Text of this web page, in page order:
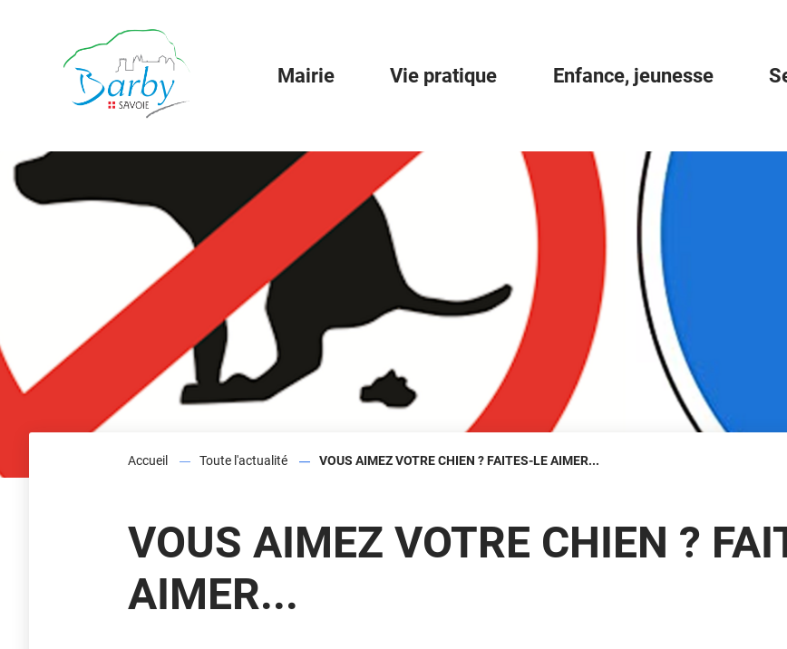
Mairie Vie pratique Enfance, jeunesse
Accueil Toute l'actualité VOUS AIMEZ VOTRE CHIEN ? FAITES-LE AIMER...
VOUS AIMEZ VOTRE CHIEN ?
AIMER...